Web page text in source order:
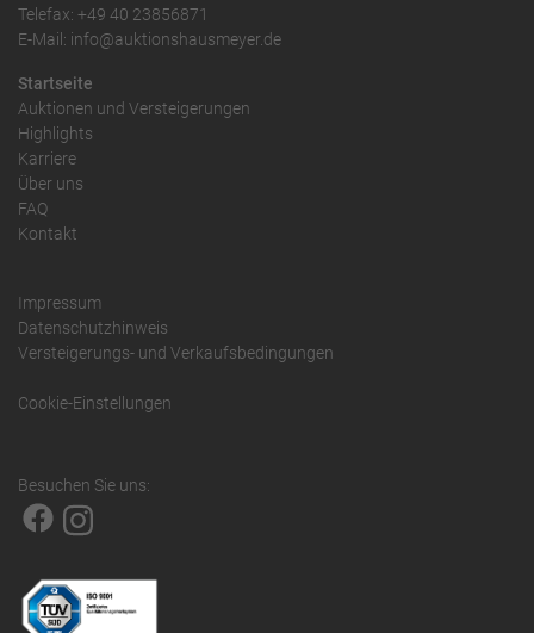
Telefax: +49 40 23856871
E-Mail: info@auktionshausmeyer.de
Startseite
Auktionen und Versteigerungen
Highlights
Karriere
Über uns
FAQ
Kontakt
Impressum
Datenschutzhinweis
Versteigerungs- und Verkaufsbedingungen
Cookie-Einstellungen
Besuchen Sie uns: